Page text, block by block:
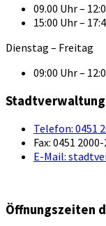
09.00 Uhr –
15:00 Uhr –
Dienstag – Freitag
09:00 Uhr –
Stadtverwaltung
Telefon: 0451
Fax: 0451
E-Mail:
Öffnungszeiten